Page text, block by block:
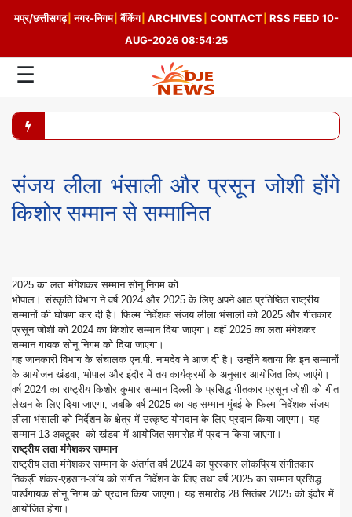
मप्र/छत्तीसगढ़| नगर-निगम| बैंकिंग| ARCHIVES CONTACT RSS FEED 10-
AUG-2026 08:54:25
☰
प
य
र्ट
म
ज
न
चु
ना
व
खे
ल
संजय लीला भंसाली और प्रसून जोशी होंगे
किशोर सम्मान से सम्मानित
2025 का लता मंगेशकर सम्मान सोनू निगम को
भोपाल। संस्कृति विभाग ने वर्ष 2024 और 2025 के लिए अपने आठ प्रतिष्ठित राष्ट्रीय
सम्मानों की घोषणा कर दी है। फिल्म निर्देशक संजय लीला भंसाली को 2025 और गीतकार
प्रसून जोशी को 2024 का किशोर सम्मान दिया जाएगा। वहीं 2025 का लता मंगेशकर
सम्मान गायक सोनू निगम को दिया जाएगा।
यह जानकारी विभाग के संचालक एन.पी. नामदेव ने आज दी है। उन्होंने बताया कि इन सम्मानों
के आयोजन खंडवा, भोपाल और इंदौर में तय कार्यक्रमों के अनुसार आयोजित किए जाएंगे।
वर्ष 2024 का राष्ट्रीय किशोर कुमार सम्मान दिल्ली के प्रसिद्ध गीतकार प्रसून जोशी को गीत
लेखन के लिए दिया जाएगा, जबकि वर्ष 2025 का यह सम्मान मुंबई के फिल्म निर्देशक संजय
लीला भंसाली को निर्देशन के क्षेत्र में उत्कृष्ट योगदान के लिए प्रदान किया जाएगा। यह
सम्मान 13 अक्टूबर को खंडवा में आयोजित समारोह में प्रदान किया जाएगा।
राष्ट्रीय लता मंगेशकर सम्मान
राष्ट्रीय लता मंगेशकर सम्मान के अंतर्गत वर्ष 2024 का पुरस्कार लोकप्रिय संगीतकार
तिकड़ी शंकर-एहसान-लॉय को संगीत निर्देशन के लिए तथा वर्ष 2025 का सम्मान प्रसिद्ध
पार्श्वगायक सोनू निगम को प्रदान किया जाएगा। यह समारोह 28 सितंबर 2025 को इंदौर में
आयोजित होगा।